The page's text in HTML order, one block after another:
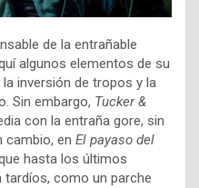
de la entrañable
algunos elementos de su
inversión de tropos y la
Sin embargo, Tucker &
con la entraña gore, sin
cambio, en El payaso del
hasta los últimos
como un parche